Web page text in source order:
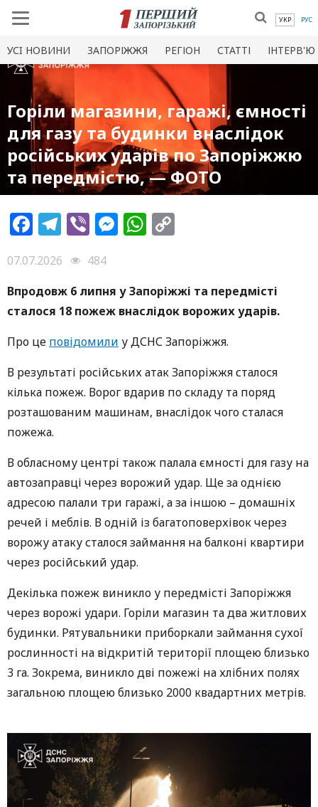
УКР РУС
УСI НОВИНИ ЗАПОРІЖЖЯ РЕГІОН СТАТТІ ІНТЕРВ'Ю
Горіли магазини, гаражі, ємності
для газу та будинки внаслідок
російських ударів по Запоріжжю
та передмістю, — ФОТО
Facebook
Telegram
ViberMessenger
WhatsApp
07.07.2026
484
Впродовж 6 липня у Запоріжжі та передмісті
сталося 18 пожеж внаслідок ворожих ударів.
Про це повідомили у ДСНС Запоріжжя.
В результаті російських атак Запоріжжя сталося
кілька пожеж. Ворог вдарив по складу та поряд
розташованим машинам, внаслідок чого сталася
пожежа.
В обласному центрі також палала ємності для газу на
автозаправці через ворожий удар. Ще за однією
адресою палали три гаражі, а за іншою – домашніх
речей і меблів. В одній із багатоповерхівок через
ворожу атаку сталося займання на балконі квартири
через російський удар.
Декілька пожеж виникло у передмісті Запоріжжя
через ворожі удари. Горіли магазин та два житлових
будинки. Рятувальники приборкали займання сухої
рослинності на відкритій території площею близько
3 га. Зокрема, виникло дві пожежі на хлібних полях
загальною площею близько 2000 квадартних метрів.